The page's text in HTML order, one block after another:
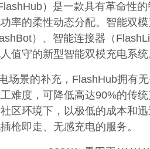
）是一款具有革命性
率的柔性动态分配。智能双
）、智能连接器（
值守的新型智能双模充电系统
场景的补充，FlashHub拥有
难度，可降低高达90%的传
区环境下，以极低的成本和
枪即走、无感充电的服务。